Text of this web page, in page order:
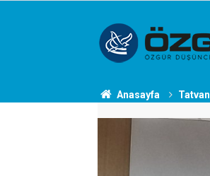
Anasayfa Tatvan